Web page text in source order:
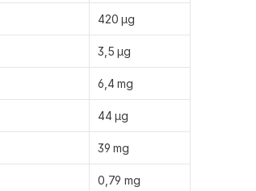
420 µg
3,5 µg
6,4 mg
44 µg
39 mg
0,79 mg